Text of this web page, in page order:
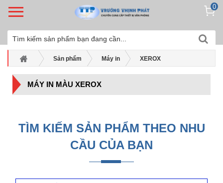
0
Sản phẩm Máy in XEROX
Máy in màu Xerox
MÁY IN MÀU XEROX
TÌM KIẾM SẢN PHẨM THEO NHU
CẦU CỦA BẠN